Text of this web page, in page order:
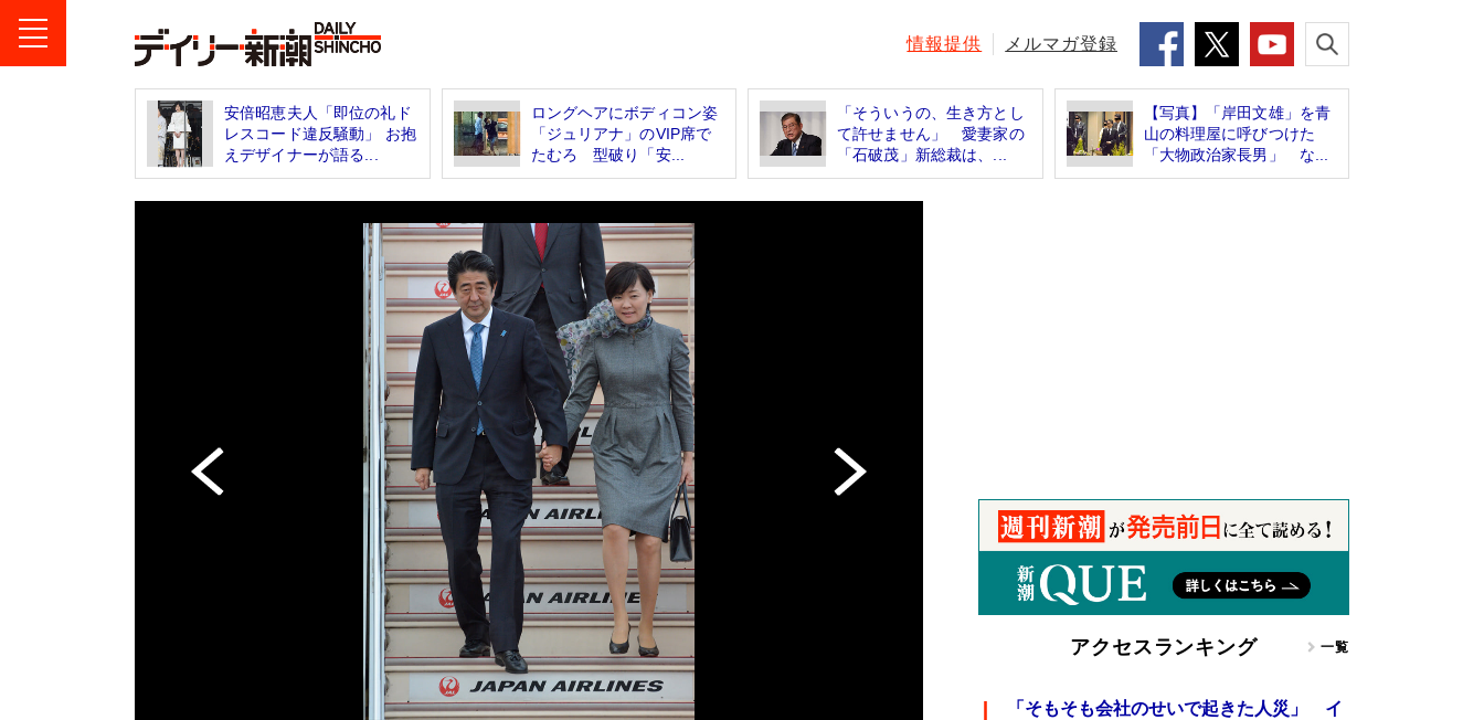
情報提供 メルマガ登録
安倍昭恵夫人「即位の礼ド
レスコード違反騒動」 お抱
えデザイナーが語る...
ロングヘアにボディコン姿
「ジュリアナ」のVIP席で
たむろ 型破り「安...
「そういうの、生き方とし
て許せません」 愛妻家の
「石破茂」新総裁は、...
【写真】「岸田文雄」を青
山の料理屋に呼びつけた
「大物政治家長男」 な...
アクセスランキング 一覧
「そもそも会社のせいで起きた人災」 イ